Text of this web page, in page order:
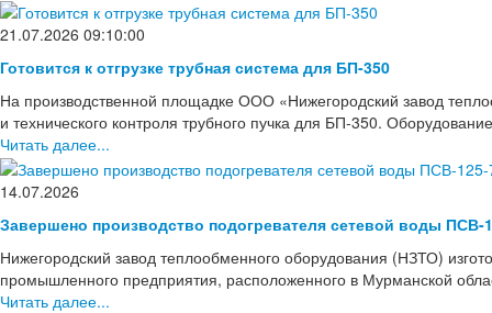
21.07.2026 09:10:00
Готовится к отгрузке трубная система для БП-350
На производственной площадке ООО «Нижегородский завод
и технического контроля трубного пучка для БП-350.
Читать далее...
14.07.2026
Завершено производство подогревателя сетевой воды ПСВ-
Нижегородский завод теплообменного оборудования (НЗТО)
промышленного предприятия, расположенного в Мурманской
Читать далее...